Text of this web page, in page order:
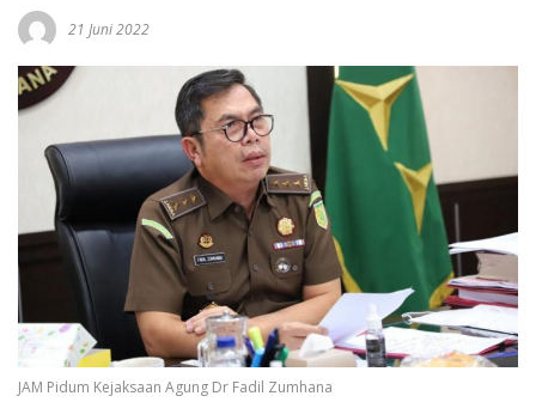
21 Juni 2022
JAM Pidum Kejaksaan Agung Dr Fadil Zumhana